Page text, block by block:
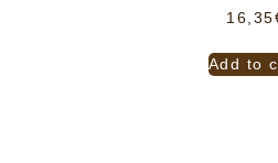
16,35
Add to